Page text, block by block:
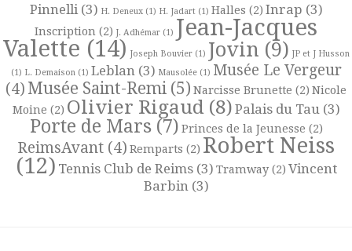
Pinnelli (3) H. Deneux(1) H. Jadart(1) Halles (2) Inrap (3)
Inscription (2) J. Adhémar (1) Jean-Jacques
Valette (14) Joseph Bouvier(1) Jovin (9) JP et J Husson
(1) L. Demaison (1) Leblan (3) Mausolée(1) Musée Le Vergeur
(4) Musée Saint-Remi (5) Narcisse Brunette (2) Nicole
Moine (2) Olivier Rigaud (8) Palais du Tau (3)
Porte de Mars(7) Princes de la Jeunesse (2)
ReimsAvant (4) Remparts (2) Robert Neiss
(12) Tennis Club de Reims(3) Tramway(2) Vincent
Barbin (3)